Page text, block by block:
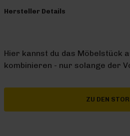
Hersteller Details
Hier kannst du das Möbelstück
kombinieren - nur solange der
ZU DEN